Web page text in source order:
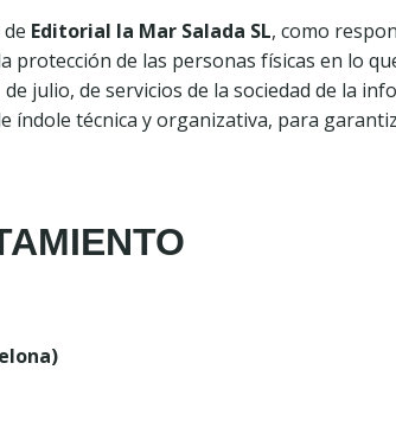
Editorial la Mar Salada SL, como
protección de las personas físicas en lo
julio, de servicios de la sociedad de la
índole técnica y organizativa, para